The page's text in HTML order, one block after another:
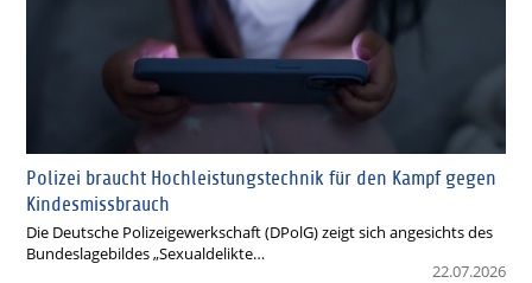
Polizei braucht Hochleistungstechnik für den Kampf gegen
Kindesmissbrauch
Die Deutsche Polizeigewerkschaft (DPolG) zeigt sich angesichts des
Bundeslagebildes „Sexualdelikte…
22.07.2026